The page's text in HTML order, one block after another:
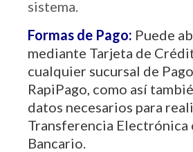
sistema.
Formas de Pago: Puede
mediante Tarjeta de
cualquier sucursal de
RapiPago, como así
datos necesarios para
Transferencia Electrónica
Bancario.